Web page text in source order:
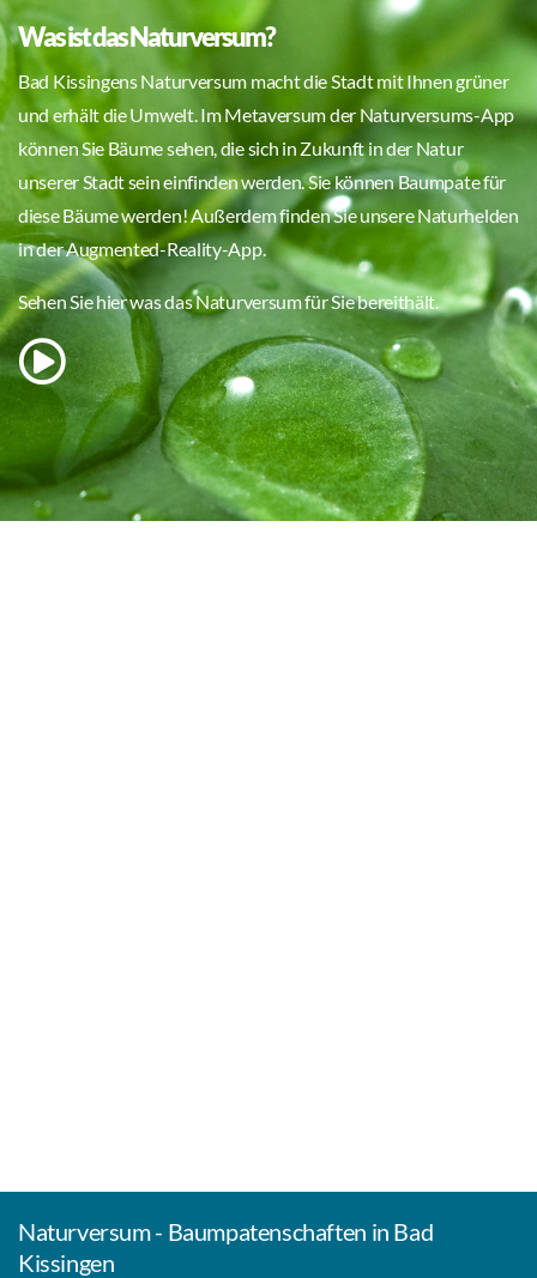
Was ist das Naturversum?
Bad Kissingens Naturversum macht die Stadt mit Ihnen grüner
und erhält die Umwelt. Im Metaversum der Naturversums-App
können Sie Bäume sehen, die sich in Zukunft in der Natur
unserer Stadt sein einfinden werden. Sie können Baumpate für
diese Bäume werden! Außerdem finden Sie unsere Naturhelden
in der Augmented-Reality-App.
Sehen Sie hier was das Naturversum für Sie bereithält.
Naturversum - Baumpatenschaften in Bad
Kissingen